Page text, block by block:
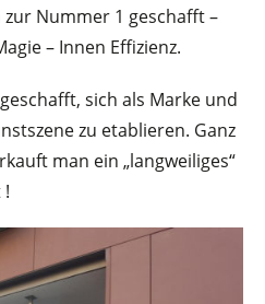
Nummer 1 geschafft –
– Innen Effizienz.
sich als Marke und
zu etablieren. Ganz
man ein „langweiliges“